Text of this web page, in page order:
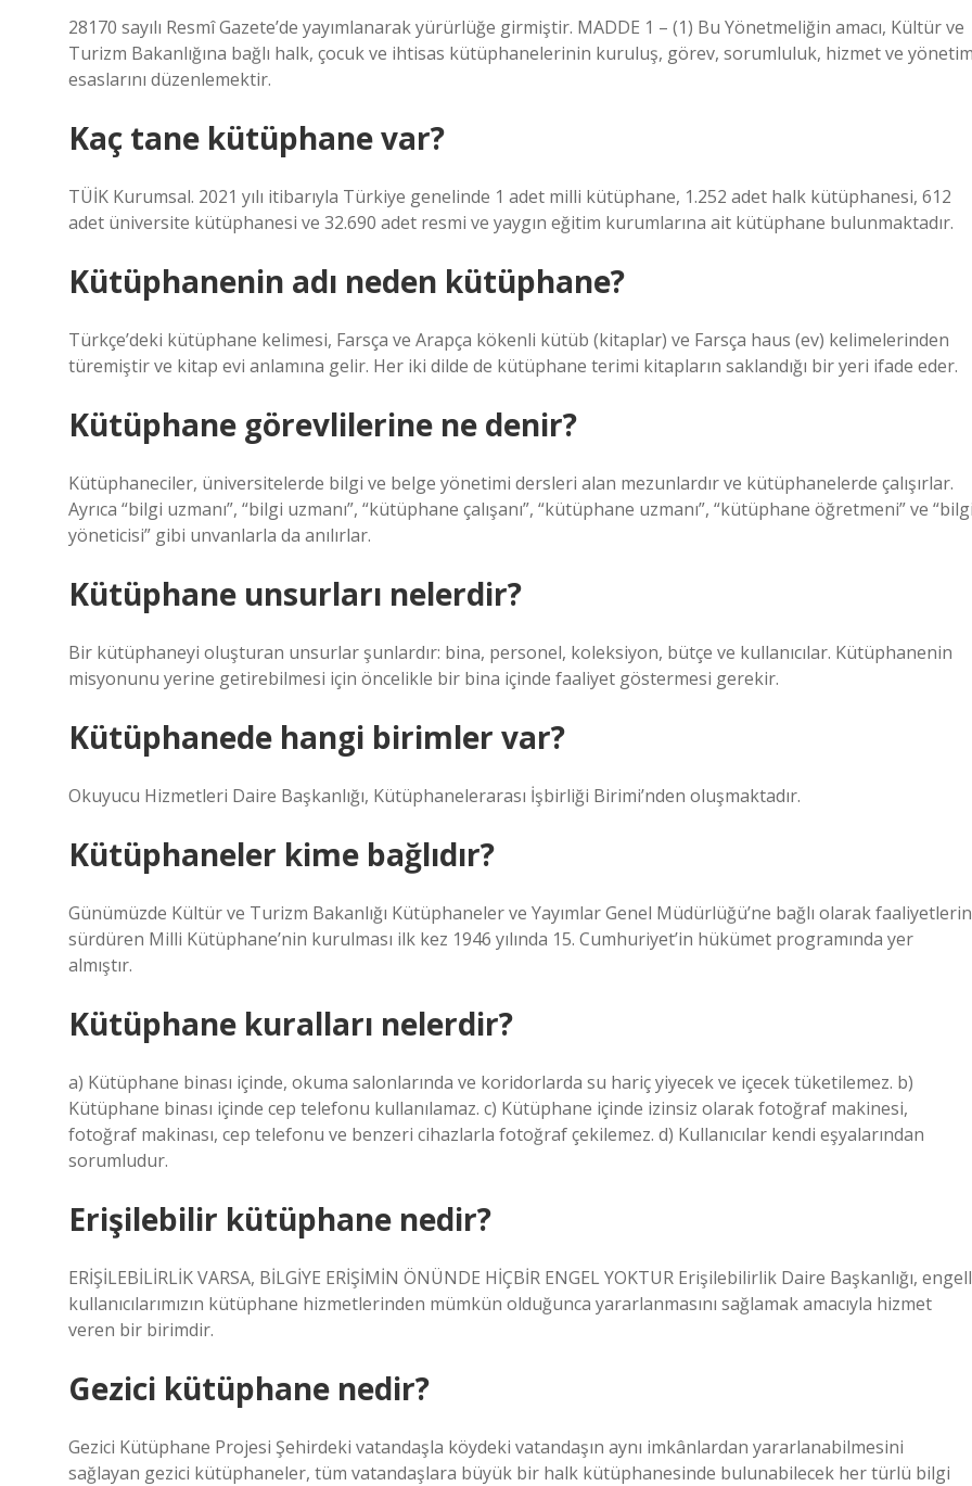
28170 sayılı Resmî Gazete’de yayımlanarak yürürlüğe girmiştir. MADDE 1 – (1) Bu Yönetmeliğin amacı, Kültür ve
Turizm Bakanlığına bağlı halk, çocuk ve ihtisas kütüphanelerinin kuruluş, görev, sorumluluk, hizmet ve
esaslarını düzenlemektir.
Kaç tane kütüphane var?
TÜİK Kurumsal. 2021 yılı itibarıyla Türkiye genelinde 1 adet milli kütüphane, 1.252 adet halk kütüphanesi, 612
adet üniversite kütüphanesi ve 32.690 adet resmi ve yaygın eğitim kurumlarına ait kütüphane bulunmaktadır.
Kütüphanenin adı neden kütüphane?
Türkçe’deki kütüphane kelimesi, Farsça ve Arapça kökenli kütüb (kitaplar) ve Farsça haus (ev) kelimelerinden
türemiştir ve kitap evi anlamına gelir. Her iki dilde de kütüphane terimi kitapların saklandığı bir yeri ifade eder.
Kütüphane görevlilerine ne denir?
Kütüphaneciler, üniversitelerde bilgi ve belge yönetimi dersleri alan mezunlardır ve kütüphanelerde çalışırlar.
Ayrıca “bilgi uzmanı”, “bilgi uzmanı”, “kütüphane çalışanı”, “kütüphane uzmanı”, “kütüphane öğretmeni” ve
yöneticisi” gibi unvanlarla da anılırlar.
Kütüphane unsurları nelerdir?
Bir kütüphaneyi oluşturan unsurlar şunlardır: bina, personel, koleksiyon, bütçe ve kullanıcılar. Kütüphanenin
misyonunu yerine getirebilmesi için öncelikle bir bina içinde faaliyet göstermesi gerekir.
Kütüphanede hangi birimler var?
Okuyucu Hizmetleri Daire Başkanlığı, Kütüphanelerarası İşbirliği Birimi’nden oluşmaktadır.
Kütüphaneler kime bağlıdır?
Günümüzde Kültür ve Turizm Bakanlığı Kütüphaneler ve Yayımlar Genel Müdürlüğü’ne bağlı olarak
sürdüren Milli Kütüphane’nin kurulması ilk kez 1946 yılında 15. Cumhuriyet’in hükümet programında yer
almıştır.
Kütüphane kuralları nelerdir?
a) Kütüphane binası içinde, okuma salonlarında ve koridorlarda su hariç yiyecek ve içecek tüketilemez. b)
Kütüphane binası içinde cep telefonu kullanılamaz. c) Kütüphane içinde izinsiz olarak fotoğraf makinesi,
fotoğraf makinası, cep telefonu ve benzeri cihazlarla fotoğraf çekilemez. d) Kullanıcılar kendi eşyalarından
sorumludur.
Erişilebilir kütüphane nedir?
ERİŞİLEBİLİRLİK VARSA, BİLGİYE ERİŞİMİN ÖNÜNDE HİÇBİR ENGEL YOKTUR Erişilebilirlik Daire Başkanlığı,
kullanıcılarımızın kütüphane hizmetlerinden mümkün olduğunca yararlanmasını sağlamak amacıyla hizmet
veren bir birimdir.
Gezici kütüphane nedir?
Gezici Kütüphane Projesi Şehirdeki vatandaşla köydeki vatandaşın aynı imkânlardan yararlanabilmesini
sağlayan gezici kütüphaneler, tüm vatandaşlara büyük bir halk kütüphanesinde bulunabilecek her türlü bilgi